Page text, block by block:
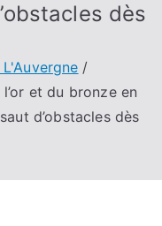
dès
et du bronze en
d’obstacles dès